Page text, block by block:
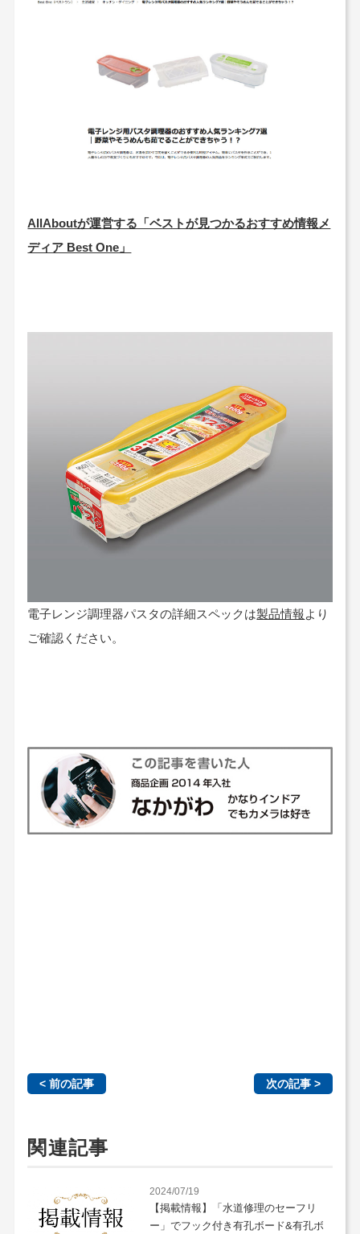
AllAboutが運営する「ベストが見つかるおすすめ情報メ
ディア Best One」
電子レンジ調理器パスタの詳細スペックは製品情報より
ご確認ください。
< 前の記事 次の記事 >
関連記事
2024/07/19
【掲載情報】「水道修理のセーフリ
ー」でフック付き有孔ボード&有孔ボ